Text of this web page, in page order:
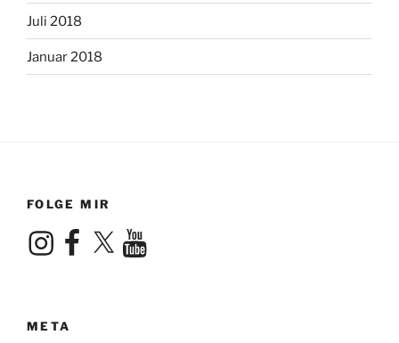
Juli 2018
Januar 2018
FOLGE MIR
InstagramFacebook
X YouTube
META